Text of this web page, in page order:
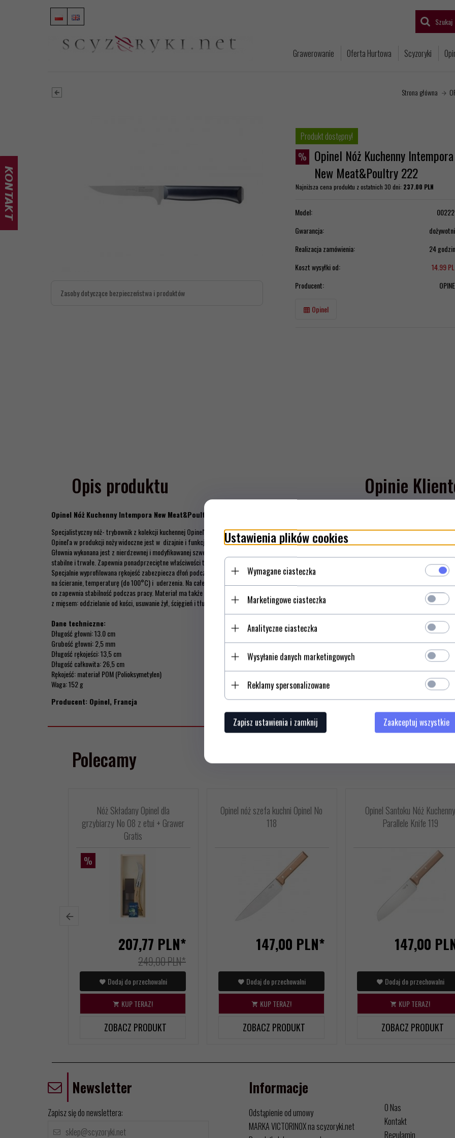
Szukaj
Grawerowanie Oferta Hurtowa Scyzoryki
Strona główna
Zasoby dotyczące bezpieczeństwa i produktów
Produkt dostępny!
%
Opinel Nóż Kuchenny Intempora
New Meat&Poultry 222
Najniższa cena produktu z ostatnich 30 dni: 237.00 PLN
Model:
Gwarancja:
Realizacja zamówienia:
24
Koszt wysyłki od:
14.99
Producent:
Opinel
Opis produktu
Opinel Nóż Kuchenny Intempora New Meat&Poultry 222 002222
Specjalistyczny nóż- trybownik z kolekcji kuchennej Opinel'a- Intempora. Ponad 125 letnie doświadczenie
Opinel'a w produkcji noży widoczne jest w dizajnie i funkcjonalności noża.
Głownia wykonana jest z nierdzewnej i modyfikowanej szwedzkiej stali Sandvik 12C27. Jej ostrze jest
stabilne i trwałe. Zapewnia ponadprzeciętne właściwości tnące.
Specjalnie wyprofilowana rękojeść zabezpiecza dłoń podczas pracy. Wykonano ją z materiału wytrzymałego
na ścieranie, temperaturę (do 100°C) i uderzenia. Na całej długości rękojeści wtopiony jest trzpień głowni
co zapewnia stabilność podczas pracy. Materiał ma także małą chłonność wody. Idealny nóż do łatwej pracy
z mięsem: oddzielanie od kości, usuwanie żył, ścięgień i tłuszczu.
Dane techniczne:
Długość głowni: 13.0 cm
Grubość głowni: 2,5 mm
Długość rękojeści: 13,5 cm
Długość całkowita: 26,5 cm
Rękojeść: materiał POM (Polioksymetylen)
Waga: 152 g
Producent: Opinel, Francja
Opinie
Polecamy
Nóż Składany Opinel dla
grzybiarzy No 08 z etui + Grawer
Gratis
%
207,77 PLN*
249,00 PLN*
Dodaj do przechowalni
KUP TERAZ!
ZOBACZ PRODUKT
Opinel nóż szefa kuchni Opinel No
118
147,00 PLN*
Dodaj do przechowalni
KUP TERAZ!
ZOBACZ PRODUKT
Opinel Santoku Nóż Kuchenny
Parallele Knife 119
147,00
Dodaj do przechowalni
KUP TERAZ!
ZOBACZ PRODUKT
Informacje
Odstąpienie od umowy
MARKA VICTORINOX na scyzoryki.net
O Nas
Kontakt
Regulamin
Newsletter
Zapisz się do newslettera:
Ustawienia plików cookies
Wymagane ciasteczka
Marketingowe ciasteczka
Analityczne ciasteczka
Wysyłanie danych marketingowych
Reklamy spersonalizowane
Zapisz ustawienia i zamknij Zaakceptuj wszystkie